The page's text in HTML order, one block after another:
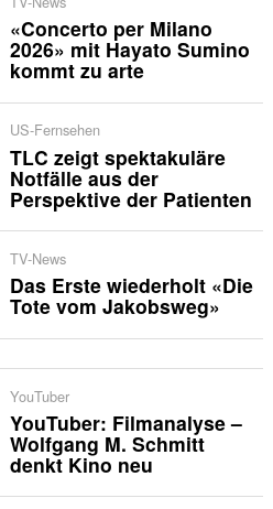
«Concerto per Milano
2026» mit Hayato Sumino
kommt zu arte
US-Fernsehen
TLC zeigt spektakuläre
Notfälle aus der
Perspektive der Patienten
TV-News
Das Erste wiederholt «Die
Tote vom Jakobsweg»
YouTuber
YouTuber: Filmanalyse –
Wolfgang M. Schmitt
denkt Kino neu